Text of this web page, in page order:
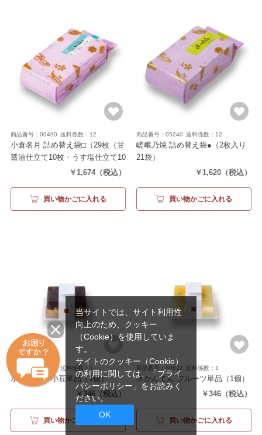
商品番号：00490 送料係数：12
小倉名月 詰め替え袋□（29枚（甘
醤油仕立て10枚・うす塩仕立て10
枚・カレー仕立て9枚））
￥1,674（税込）
買い物かごに入れる
商品番号：05240 送料係数：12
嵯峨乃焼 詰め替え袋● （2枚入り
21袋）
￥1,620 （税込）
買い物かごに入れる
商品番号：80621 送料係数：1
水かんてん 小豆単品（1個）
￥346 （税込）
買い物かごに入れる
商品番号：80622 送料係数：1
水かんてん フルーツ単品 （1個）
￥346 （税込）
買い物かごに入れる
当サイトでは、サイト利用性
向上のため、クッキー
（Cookie）を使用していま
す。
サイトのクッキー（Cookie）
の利用に関しては、「プライ
バシーポリシー」 をお読みく
ださい。
OK